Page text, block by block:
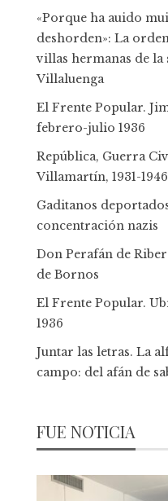
«Porque ha auido
deshorden»: La
villas hermanas de la
Villaluenga
El Frente Popular.
febrero-julio 1936
República, Guerra
Villamartín, 1931-1946
Gaditanos
concentración nazis
Don Perafán de
de Bornos
El Frente Popular.
1936
Juntar las letras. La
campo: del afán de
FUE NOTICIA